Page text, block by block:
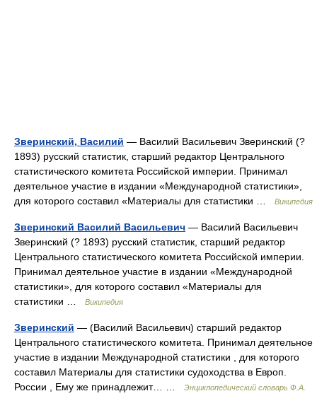
Зверинский, Василий — Василий Васильевич Зверинский (?
1893) русский статистик, старший редактор Центрального
статистического комитета Российской империи. Принимал
деятельное участие в издании «Международной статистики»,
для которого составил «Материалы для статистики …
Википедия
Зверинский Василий Васильевич — Василий Васильевич
Зверинский (? 1893) русский статистик, старший редактор
Центрального статистического комитета Российской империи.
Принимал деятельное участие в издании «Международной
статистики», для которого составил «Материалы для
статистики …
Википедия
Зверинский — (Василий Васильевич) старший редактор
Центрального статистического комитета. Принимал деятельное
участие в издании Международной статистики , для которого
составил Материалы для статистики судоходства в Европ.
России , Ему же принадлежит… …
Энциклопедический словарь Ф.А.